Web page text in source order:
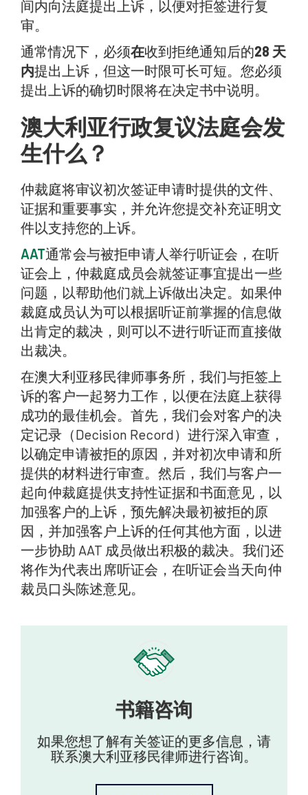
间内向法庭提出上诉，以便对拒签进行复
审。
通常情况下，必须在收到拒绝通知后的28 天
内提出上诉，但这一时限可长可短。您必须
提出上诉的确切时限将在决定书中说明。
澳大利亚行政复议法庭会发
生什么？
仲裁庭将审议初次签证申请时提供的文件、
证据和重要事实，并允许您提交补充证明文
件以支持您的上诉。
AAT通常会与被拒申请人举行听证会，在听
证会上，仲裁庭成员会就签证事宜提出一些
问题，以帮助他们就上诉做出决定。如果仲
裁庭成员认为可以根据听证前掌握的信息做
出肯定的裁决，则可以不进行听证而直接做
出裁决。
在澳大利亚移民律师事务所，我们与拒签上
诉的客户一起努力工作，以便在法庭上获得
成功的最佳机会。首先，我们会对客户的决
定记录（Decision Record）进行深入审查，
以确定申请被拒的原因，并对初次申请和所
提供的材料进行审查。然后，我们与客户一
起向仲裁庭提供支持性证据和书面意见，以
加强客户的上诉，预先解决最初被拒的原
因，并加强客户上诉的任何其他方面，以进
一步协助 AAT 成员做出积极的裁决。我们还
将作为代表出席听证会，在听证会当天向仲
裁员口头陈述意见。
书籍咨询
如果您想了解有关签证的更多信息，请
联系澳大利亚移民律师进行咨询。